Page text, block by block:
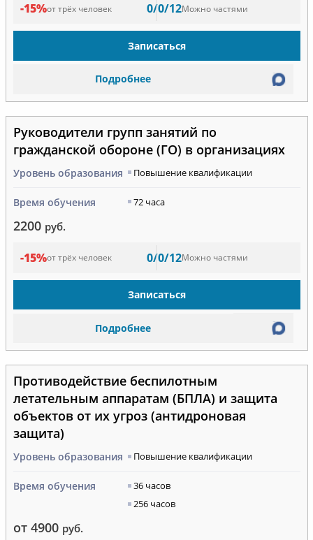
-15%от трёх человек 0/0/12Можно частями
Записаться
Подробнее
Руководители групп занятий по
гражданской обороне (ГО) в организациях
Уровень образования Повышение квалификации
Время обучения 72 часа
2200 руб.
-15%от трёх человек 0/0/12Можно частями
Записаться
Подробнее
Противодействие беспилотным
летательным аппаратам (БПЛА) и защита
объектов от их угроз (антидроновая
защита)
Уровень образования Повышение квалификации
Время обучения
36 часов
256 часов
от 4900 руб.